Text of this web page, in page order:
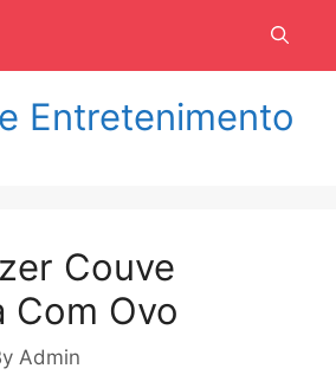
Entretenimento
Couve
Com Ovo
Admin